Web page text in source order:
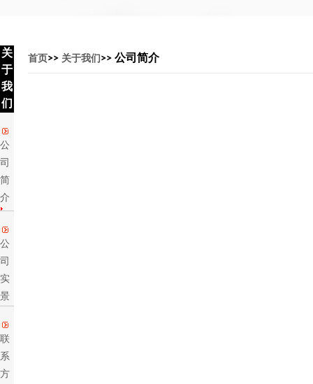
关
于
我
们
公
司
简
介
公
司
实
景
联
系
方
首页>> 关于我们 >> 公司简介